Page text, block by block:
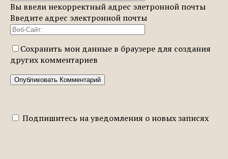
Вы ввели некорректный адрес элетронной почты
Введите адрес электронной почты
Сохранить мои данные в браузере для создания
других комментариев
Подпишитесь на уведомления о новых записях